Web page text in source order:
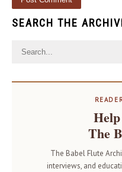
SEARCH THE
The
The Babel Flute
interviews, and